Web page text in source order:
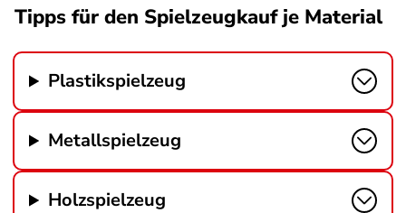
Tipps für den Spielzeugkauf je Material
Plastikspielzeug
Metallspielzeug
Holzspielzeug